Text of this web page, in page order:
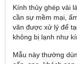
Kính thủy ghép vải
cần sự mềm mại,
văn được xử lý để
không bị lạnh như
Mẫu này thường